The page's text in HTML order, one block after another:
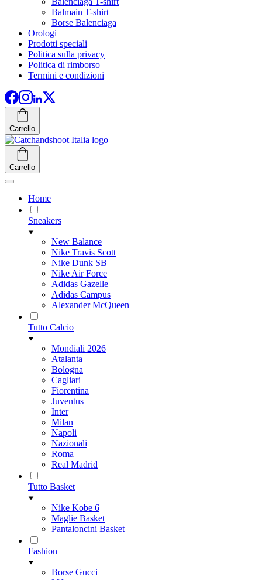
Balmain T-shirt
Borse Balenciaga
Orologi
Prodotti speciali
Politica sulla privacy
Politica di rimborso
Termini e condizioni
Carrello
Carrello
Home
Sneakers
New Balance
Nike Travis Scott
Nike Dunk SB
Nike Air Force
Adidas Gazelle
Adidas Campus
Alexander McQueen
Tutto Calcio
Mondiali 2026
Atalanta
Bologna
Cagliari
Fiorentina
Juventus
Inter
Milan
Napoli
Nazionali
Roma
Real Madrid
Tutto Basket
Nike Kobe 6
Maglie Basket
Pantaloncini Basket
Fashion
Borse Gucci